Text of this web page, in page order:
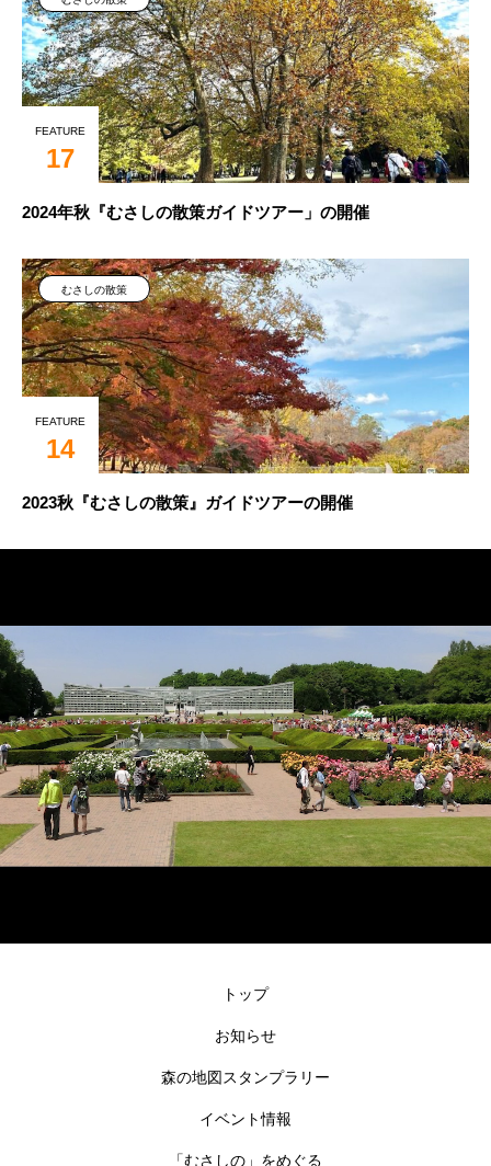
FEATURE
17
2024年秋『むさしの散策ガイドツアー」の開催
むさしの散策
FEATURE
14
2023秋『むさしの散策』ガイドツアーの開催
トップ
お知らせ
森の地図スタンプラリー
イベント情報
「むさしの」をめぐる